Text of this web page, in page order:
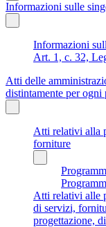
Informazioni sulle
Informazioni
Art. 1, c. 32,
Atti delle
distintamente per ogni
Atti relativi alla
forniture
Atti relativi alle
di servizi,
progettazione,